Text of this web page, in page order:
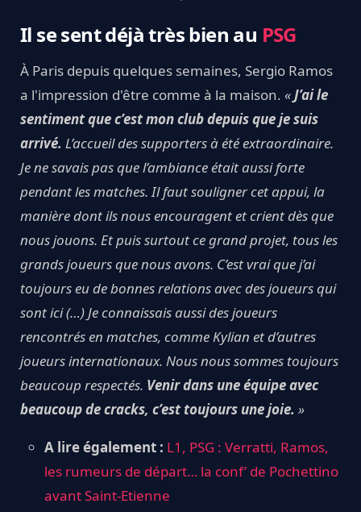
Il se sent déjà très bien au PSG
À Paris depuis quelques semaines, Sergio Ramos
a l'impression d'être comme à la maison. «J’ai le
sentiment que c’est mon club depuis que je suis
arrivé. L’accueil des supporters à été extraordinaire.
Je ne savais pas que l’ambiance était aussi forte
pendant les matches. Il faut souligner cet appui, la
manière dont ils nous encouragent et crient dès que
nous jouons. Et puis surtout ce grand projet, tous les
grands joueurs que nous avons. C’est vrai que j’ai
toujours eu de bonnes relations avec des joueurs qui
sont ici (…) Je connaissais aussi des joueurs
rencontrés en matches, comme Kylian et d’autres
joueurs internationaux. Nous nous sommes toujours
beaucoup respectés. Venir dans une équipe avec
beaucoup de cracks, c’est toujours une joie. »
A lire également : L1, PSG : Verratti, Ramos,
les rumeurs de départ… la conf’ de Pochettino
avant Saint-Etienne